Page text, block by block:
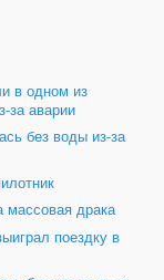
в одном из
за аварии
без воды из-за
массовая драка
поездку в